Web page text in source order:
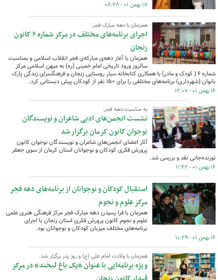
۱۷ بهمن ۰۱ - ۰۸:۲۸
همزمان با دهه مبارک فجر:
اجرای برنامه‌های مختلف در مرکز شماره ۶ کانون
زنجان
همزمان با آغاز دهه‌ی مبارکه‌ی فجر انقلاب اسلامی و بمناسبت
سالروز ورود تاریخی امام خمینی (ره) به میهن اسلامی مرکز
شماره ۶ ( کودک و مادر) با همکاری کتابخانه سیار روستایی زنجان و فرهنگسرای زندگی پارک
بانوان (شهرداری) برنامه‌های مختلفی را برای ۱۵۰ نفر از کودکان پیش دبستانی کرد.
۱۶ بهمن ۰۱ - ۱۲:۰۷
به مناسبت دهه فجر:
نشست انجمن‌های ادبی شاعران و نویسندگان
نوجوان کانون کرمان برگزار شد
آثار اعضای انجمن‌های شاعران و نویسندگان نوجوان کانون
پرورش فکری کودکان و نوجوانان استان کرمان از سوی جعفر
توزنده‌جانی نقد و بررسی شد.
۱۶ بهمن ۰۱ - ۱۱:۴۲
استقبال کودکان و نوجوانان از برنامه‌های دهه فجر
مرکز علوم و نجوم
همزمان با فرا رسیدن دهه مبارک فجر مرکز فرهنگی هنری علمی
علوم و نجوم کانون پرورش فکری استان زنجان با اجرای
برنامه‌های مختلف میزبان کودکان و نوجوانان بود.
۱۶ بهمن ۰۱ - ۱۰:۲۹
همزمان با ولادت امام علی (ع) و روز پدر برگزار شد:
ویژه برنامه‌ایی با عنوان «یک باغ لبخند» در مرکز